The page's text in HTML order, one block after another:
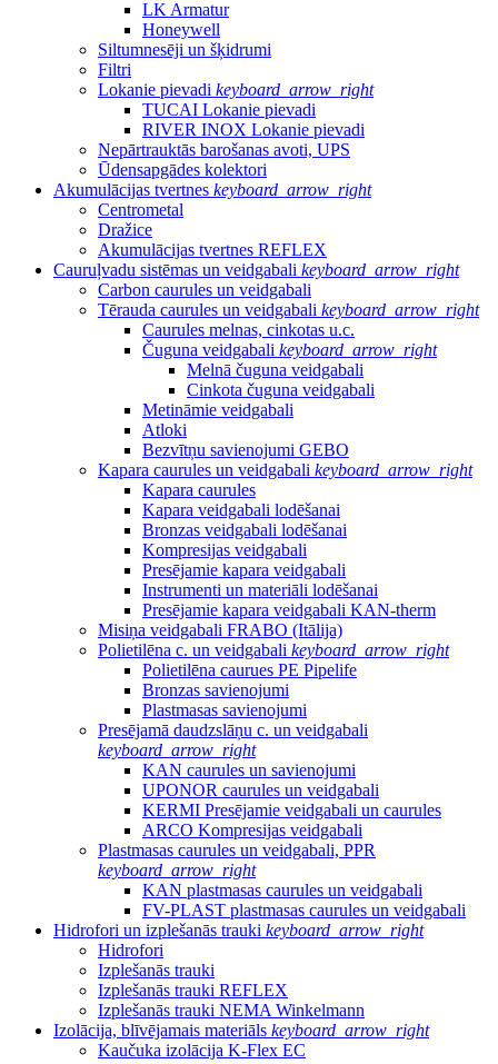
LK Armatur
Honeywell
Siltumnesēji un šķidrumi
Filtri
Lokanie pievadi keyboard_arrow_right
TUCAI Lokanie pievadi
RIVER INOX Lokanie pievadi
Nepārtrauktās barošanas avoti, UPS
Ūdensapgādes kolektori
Akumulācijas tvertnes keyboard_arrow_right
Centrometal
Dražice
Akumulācijas tvertnes REFLEX
Cauruļvadu sistēmas un veidgabali keyboard_arrow_right
Carbon caurules un veidgabali
Tērauda caurules un veidgabali keyboard_arrow_right
Caurules melnas, cinkotas u.c.
Čuguna veidgabali keyboard_arrow_right
Melnā čuguna veidgabali
Cinkota čuguna veidgabali
Metināmie veidgabali
Atloki
Bezvītņu savienojumi GEBO
Kapara caurules un veidgabali keyboard_arrow_right
Kapara caurules
Kapara veidgabali lodēšanai
Bronzas veidgabali lodēšanai
Kompresijas veidgabali
Presējamie kapara veidgabali
Instrumenti un materiāli lodēšanai
Presējamie kapara veidgabali KAN-therm
Misiņa veidgabali FRABO (Itālija)
Polietilēna c. un veidgabali keyboard_arrow_right
Polietilēna caurues PE Pipelife
Bronzas savienojumi
Plastmasas savienojumi
Presējamā daudzslāņu c. un veidgabali
keyboard_arrow_right
KAN caurules un savienojumi
UPONOR caurules un veidgabali
KERMI Presējamie veidgabali un caurules
ARCO Kompresijas veidgabali
Plastmasas caurules un veidgabali, PPR
keyboard_arrow_right
KAN plastmasas caurules un veidgabali
FV-PLAST plastmasas caurules un veidgabali
Hidrofori un izplešanās trauki keyboard_arrow_right
Hidrofori
Izplešanās trauki
Izplešanās trauki REFLEX
Izplešanās trauki NEMA Winkelmann
Izolācija, blīvējamais materiāls keyboard_arrow_right
Kaučuka izolācija K-Flex EC